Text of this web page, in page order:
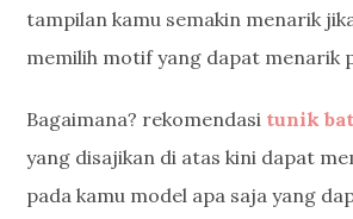
tampilan kamu semakin menarik
memilih motif yang dapat menarik
Bagaimana? rekomendasi tunik
yang disajikan di atas kini dapat
pada kamu model apa saja yang